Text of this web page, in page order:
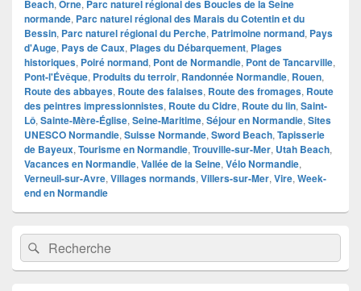
Beach, Orne, Parc naturel régional des Boucles de la Seine
normande, Parc naturel régional des Marais du Cotentin et du
Bessin, Parc naturel régional du Perche, Patrimoine normand, Pays
d'Auge, Pays de Caux, Plages du Débarquement, Plages
historiques, Poiré normand, Pont de Normandie, Pont de Tancarville,
Pont-l'Évêque, Produits du terroir, Randonnée Normandie, Rouen,
Route des abbayes, Route des falaises, Route des fromages, Route
des peintres impressionnistes, Route du Cidre, Route du lin, Saint-
Lô, Sainte-Mère-Église, Seine-Maritime, Séjour en Normandie, Sites
UNESCO Normandie, Suisse Normande, Sword Beach, Tapisserie
de Bayeux, Tourisme en Normandie, Trouville-sur-Mer, Utah Beach,
Vacances en Normandie, Vallée de la Seine, Vélo Normandie,
Verneuil-sur-Avre, Villages normands, Villers-sur-Mer, Vire, Week-
end en Normandie
Zone
principale
de
widget
Recherche :Rechercher